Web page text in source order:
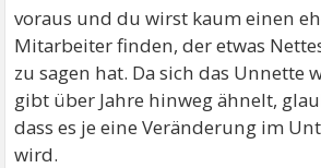
voraus und du wirst kaum einen
Mitarbeiter finden, der etwas
zu sagen hat. Da sich das Unnette
gibt über Jahre hinweg ähnelt,
dass es je eine Veränderung im
wird.